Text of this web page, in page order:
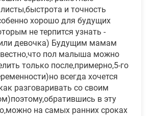
и точность
хорошо для будущих
не терпится узнать -
девочка) Будущим мамам
пол малыша можно
только после,примерно,5-го
всегда хочется
разговаривать со своим
в эту
на самых ранних сроках